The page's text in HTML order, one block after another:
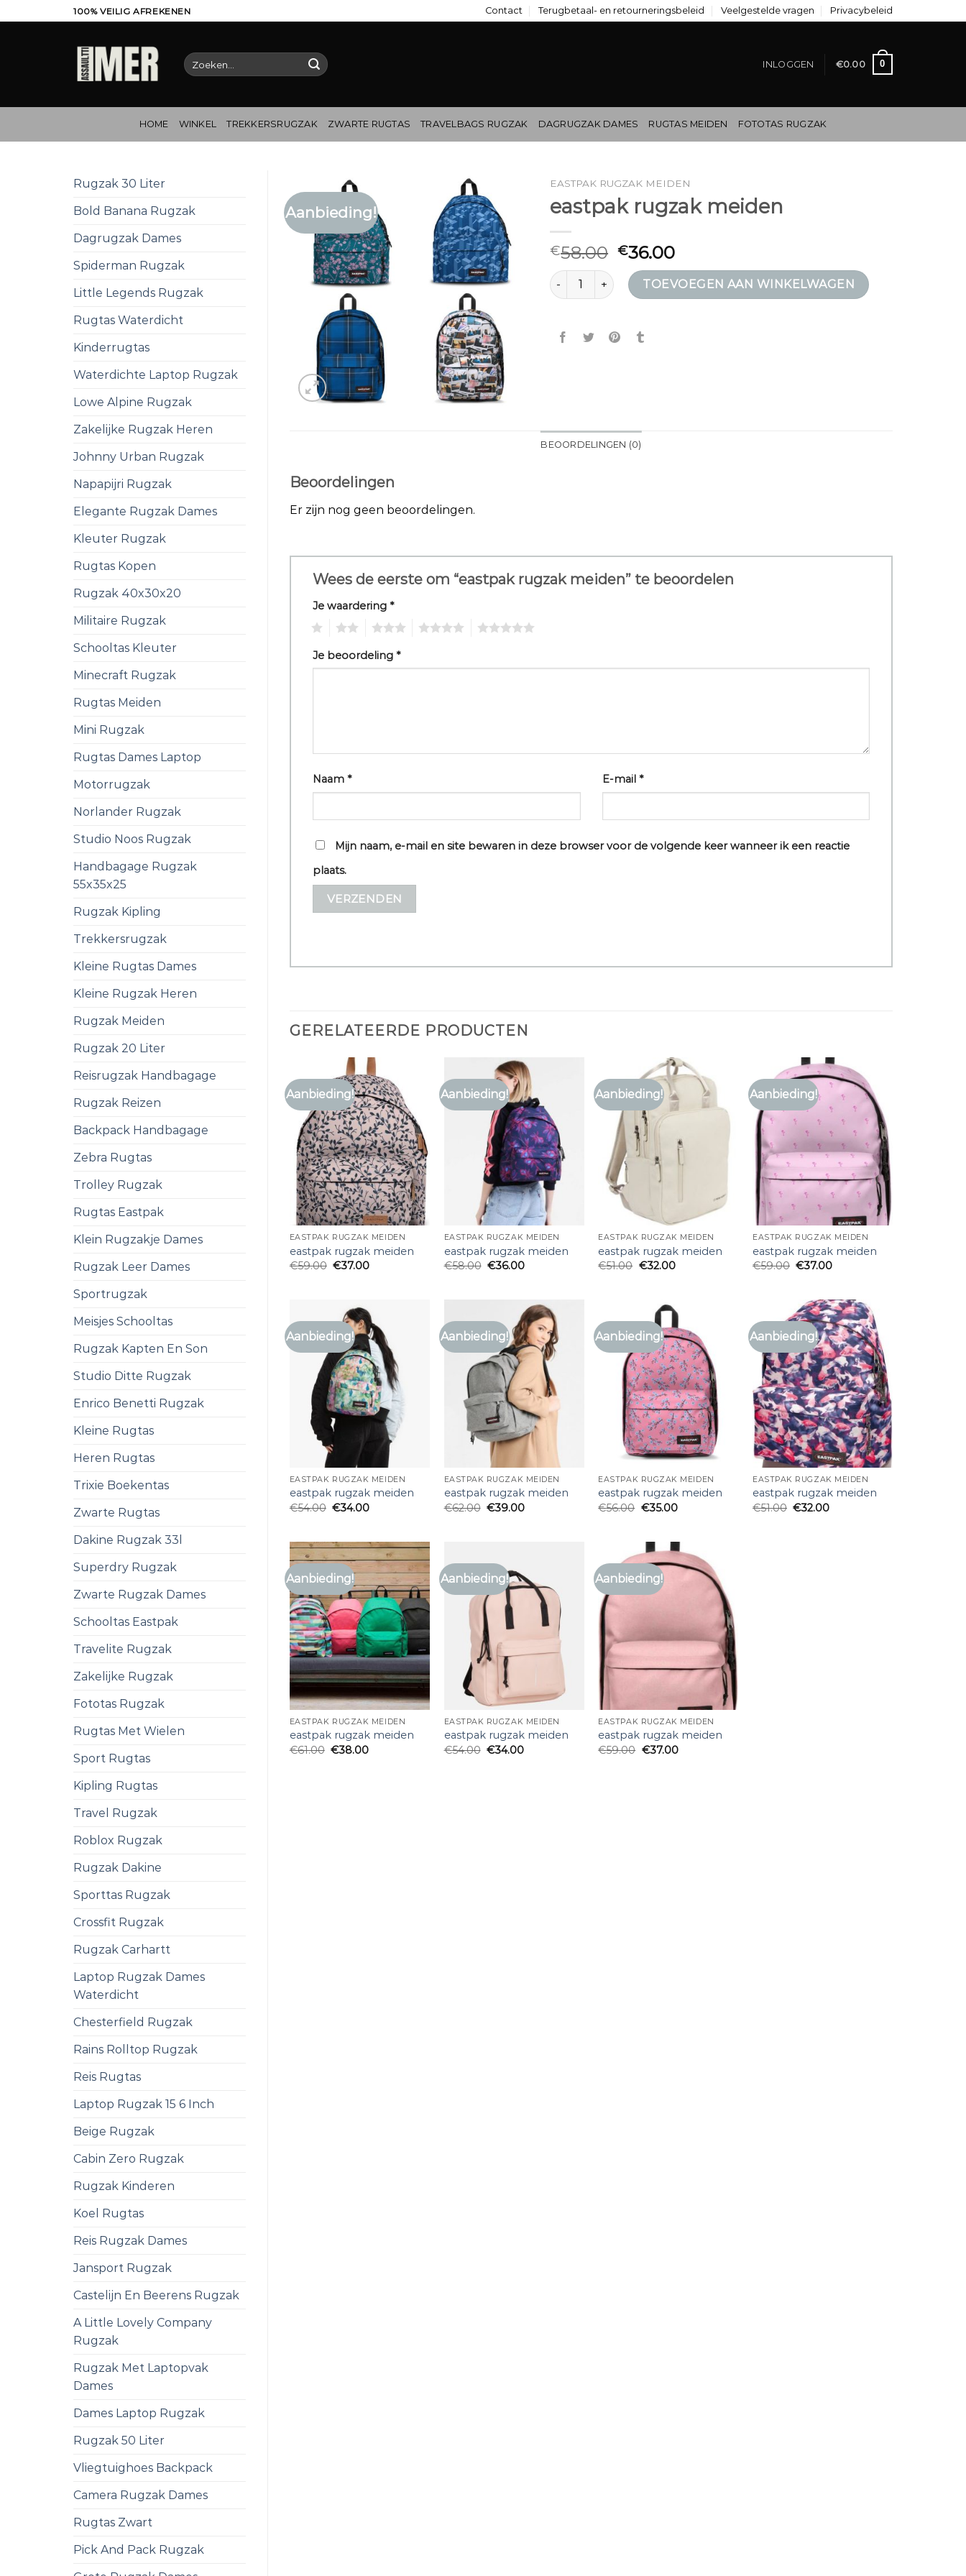
naar
100% VEILIG AFREKENEN Contact Terugbetaal- en retourneringsbeleid Veelgestelde vragen Privacybeleid
Zoeken
naar:
INLOGGEN €0.00 0
HOME WINKEL TREKKERSRUGZAK ZWARTE RUGTAS TRAVELBAGS RUGZAK DAGRUGZAK DAMES RUGTAS MEIDEN FOTOTAS RUGZAK
Rugzak 30 Liter
Bold Banana Rugzak
Dagrugzak Dames
Spiderman Rugzak
Little Legends Rugzak
Rugtas Waterdicht
Kinderrugtas
Waterdichte Laptop Rugzak
Lowe Alpine Rugzak
Zakelijke Rugzak Heren
Johnny Urban Rugzak
Napapijri Rugzak
Elegante Rugzak Dames
Kleuter Rugzak
Rugtas Kopen
Rugzak 40x30x20
Militaire Rugzak
Schooltas Kleuter
Minecraft Rugzak
Rugtas Meiden
Mini Rugzak
Rugtas Dames Laptop
Motorrugzak
Norlander Rugzak
Studio Noos Rugzak
Handbagage Rugzak
55x35x25
Rugzak Kipling
Trekkersrugzak
Kleine Rugtas Dames
Kleine Rugzak Heren
Rugzak Meiden
Rugzak 20 Liter
Reisrugzak Handbagage
Rugzak Reizen
Backpack Handbagage
Zebra Rugtas
Trolley Rugzak
Rugtas Eastpak
Klein Rugzakje Dames
Rugzak Leer Dames
Sportrugzak
Meisjes Schooltas
Rugzak Kapten En Son
Studio Ditte Rugzak
Enrico Benetti Rugzak
Kleine Rugtas
Heren Rugtas
Trixie Boekentas
Zwarte Rugtas
Dakine Rugzak 33l
Superdry Rugzak
Zwarte Rugzak Dames
Schooltas Eastpak
Travelite Rugzak
Zakelijke Rugzak
Fototas Rugzak
Rugtas Met Wielen
Sport Rugtas
Kipling Rugtas
Travel Rugzak
Roblox Rugzak
Rugzak Dakine
Sporttas Rugzak
Crossfit Rugzak
Rugzak Carhartt
Laptop Rugzak Dames
Waterdicht
Chesterfield Rugzak
Rains Rolltop Rugzak
Reis Rugtas
Laptop Rugzak 15 6 Inch
Beige Rugzak
Cabin Zero Rugzak
Rugzak Kinderen
Koel Rugtas
Reis Rugzak Dames
Jansport Rugzak
Castelijn En Beerens Rugzak
A Little Lovely Company
Rugzak
Rugzak Met Laptopvak
Dames
Dames Laptop Rugzak
Rugzak 50 Liter
Vliegtuighoes Backpack
Camera Rugzak Dames
Rugtas Zwart
Pick And Pack Rugzak
Aanbieding!
EASTPAK RUGZAK MEIDEN
eastpak rugzak meiden
€58.00 €36.00
eastpak rugzak meiden aantalTOEVOEGEN AAN WINKELWAGEN
BEOORDELINGEN (0)
Beoordelingen
Er zijn nog geen beoordelingen.
Wees de eerste om “eastpak rugzak meiden” te beoordelen
Je waardering *
Je beoordeling *
Naam * E-mail *
Mijn naam, e-mail en site bewaren in deze browser voor de volgende keer wanneer ik een reactie
plaats.
GERELATEERDE PRODUCTEN
Aanbieding!
EASTPAK RUGZAK MEIDEN
eastpak rugzak meiden
€59.00 €37.00
Aanbieding!
EASTPAK RUGZAK MEIDEN
eastpak rugzak meiden
€58.00 €36.00
Aanbieding!
EASTPAK RUGZAK MEIDEN
eastpak rugzak meiden
€51.00 €32.00
Aanbieding!
EASTPAK RUGZAK MEIDEN
eastpak rugzak meiden
€59.00 €37.00
Aanbieding!
EASTPAK RUGZAK MEIDEN
eastpak rugzak meiden
€54.00 €34.00
Aanbieding!
EASTPAK RUGZAK MEIDEN
eastpak rugzak meiden
€62.00 €39.00
Aanbieding!
EASTPAK RUGZAK MEIDEN
eastpak rugzak meiden
€56.00 €35.00
Aanbieding!
EASTPAK RUGZAK MEIDEN
eastpak rugzak meiden
€51.00 €32.00
Aanbieding!
EASTPAK RUGZAK MEIDEN
eastpak rugzak meiden
€61.00 €38.00
Aanbieding!
EASTPAK RUGZAK MEIDEN
eastpak rugzak meiden
€54.00 €34.00
Aanbieding!
EASTPAK RUGZAK MEIDEN
eastpak rugzak meiden
€59.00 €37.00